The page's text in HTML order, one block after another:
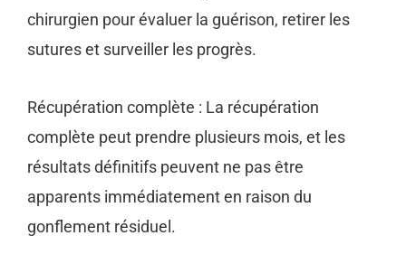
chirurgien pour évaluer la guérison, retirer les
sutures et surveiller les progrès.
Récupération complète : La récupération
complète peut prendre plusieurs mois, et les
résultats définitifs peuvent ne pas être
apparents immédiatement en raison du
gonflement résiduel.